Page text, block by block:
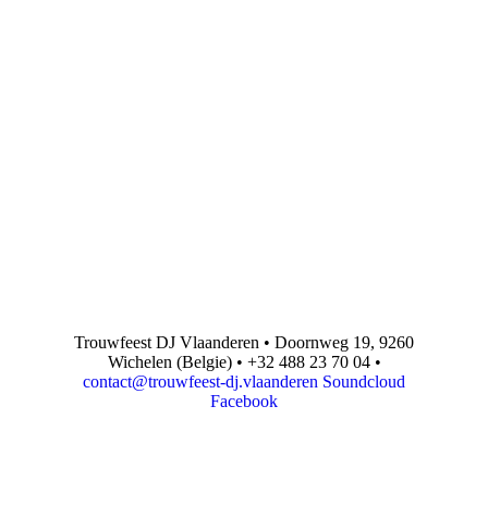
Trouwfeest DJ Vlaanderen • Doornweg 19, 9260
Wichelen (Belgie) • +32 488 23 70 04 •
contact@trouwfeest-dj.vlaanderen Soundcloud
Facebook